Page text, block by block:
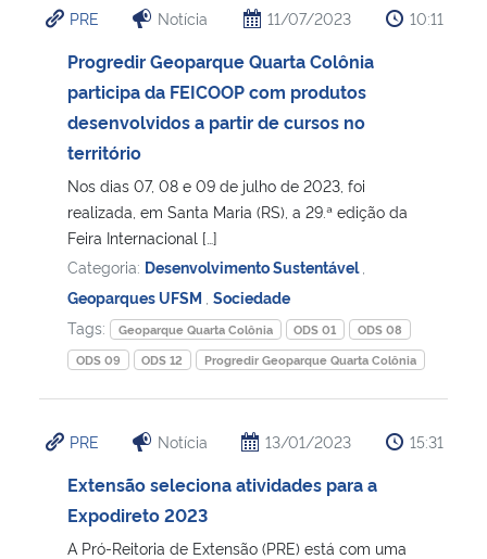
Ministério da Cidadania
Ministério da Saúde
Ministério de Minas e Energia
Ministério da Ciência, Tecnologia, Inovações e Comunicações
Ministério do Meio Ambiente
Ministério do Turismo
Ministério do Desenvolvimento Regional
Ministério da Mulher, da Família e dos Direitos Humanos
PRE Notícia 11/07/2023 10:11
Progredir Geoparque Quarta Colônia
participa da FEICOOP com produtos
desenvolvidos a partir de cursos no
território
Nos dias 07, 08 e 09 de julho de 2023, foi
realizada, em Santa Maria (RS), a 29.ª edição da
Feira Internacional […]
Categoria: Desenvolvimento Sustentável
Geoparques UFSM Sociedade
Tags:
Geoparque Quarta Colônia ODS 01
ODS 08
ODS 09
ODS 12 Progredir Geoparque Quarta Colônia
PRE Notícia 13/01/2023 15:31
Extensão seleciona atividades para a
Expodireto 2023
A Pró-Reitoria de Extensão (PRE) está com uma